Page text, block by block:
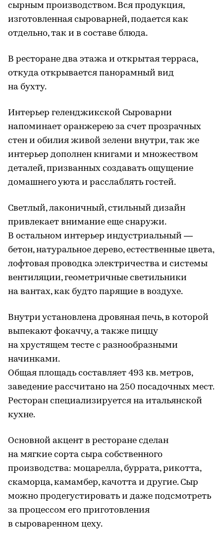
сырным производством. Вся продукция,
изготовленная сыроварней, подается как
отдельно, так и в составе блюда.
В ресторане два этажа и открытая терраса,
откуда открывается панорамный вид
на бухту.
Интерьер геленджикской Сыроварни
напоминает оранжерею за счет прозрачных
стен и обилия живой зелени внутри, так же
интерьер дополнен книгами и множеством
деталей, призванных создавать ощущение
домашнего уюта и расслаблять гостей.
Светлый, лаконичный, стильный дизайн
привлекает внимание еще снаружи.
В остальном интерьер индустриальный —
бетон, натуральное дерево, естественные цвета,
лофтовая проводка электричества и системы
вентиляции, геометричные светильники
на вантах, как будто парящие в воздухе.
Внутри установлена дровяная печь, в которой
выпекают фокаччу, а также пиццу
на хрустящем тесте с разнообразными
начинками.
Общая площадь составляет 493 кв. метров,
заведение рассчитано на 250 посадочных мест.
Ресторан специализируется на итальянской
кухне.
Основной акцент в ресторане сделан
на мягкие сорта сыра собственного
производства: моцарелла, буррата, рикотта,
скаморца, камамбер, качотта и другие. Сыр
можно продегустировать и даже подсмотреть
за процессом его приготовления
в сыроваренном цеху.